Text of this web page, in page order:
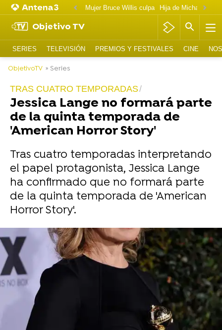
Mujer Bruce Willis culpa
Objetivo TV
SERIES TELEVISIÓN PREMIOS Y FESTIVALES CINE
ObjetivoTV » Series
TRAS CUATRO TEMPORADAS
Jessica Lange no formará parte
de la quinta temporada de
'American Horror Story'
Tras cuatro temporadas interpretando
el papel protagonista, Jessica Lange
ha confirmado que no formará parte
de la quinta temporada de 'American
Horror Story'.
-